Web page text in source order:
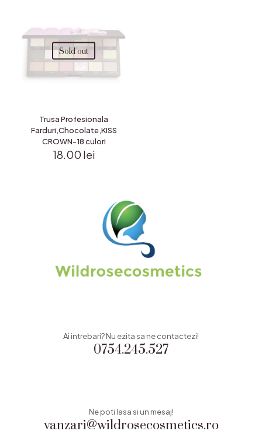
Sold out
Trusa Profesionala
Farduri,Chocolate,KISS
CROWN-18 culori
18.00 lei
0754.245.527
Ai intrebari? Nu ezita sa ne contactezi!
vanzari@wildrosecosmetics.ro
Ne poti lasa si un mesaj!